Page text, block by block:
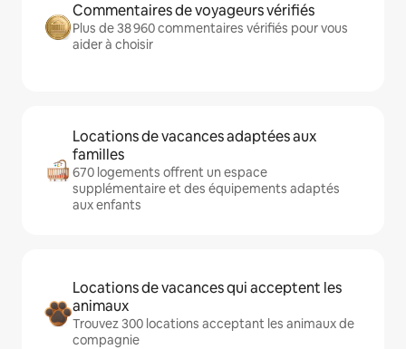
Commentaires de voyageurs vérifiés
Plus de 38 960 commentaires vérifiés pour vous
aider à choisir
Locations de vacances adaptées aux
familles
670 logements offrent un espace
supplémentaire et des équipements adaptés
aux enfants
Locations de vacances qui acceptent les
animaux
Trouvez 300 locations acceptant les animaux de
compagnie